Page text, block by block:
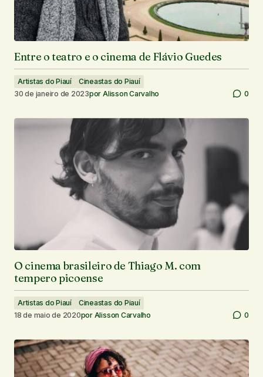
Entre o teatro e o cinema de Flávio Guedes
Artistas do Piauí
Cineastas do Piauí
30 de janeiro de 2023por Alisson Carvalho 0
O cinema brasileiro de Thiago M. com
tempero picoense
Artistas do Piauí
Cineastas do Piauí
18 de maio de 2020por Alisson Carvalho 0